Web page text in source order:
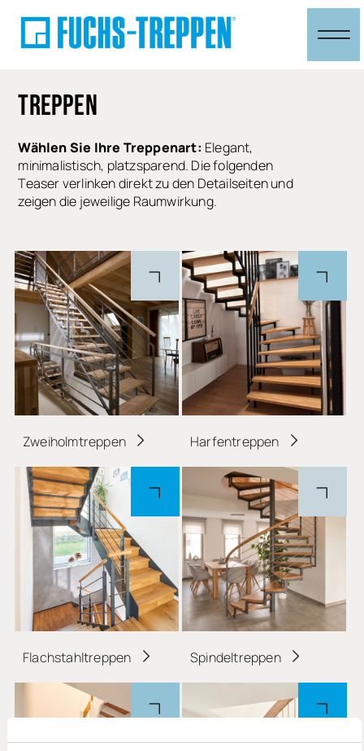
TREPPEN
Wählen Sie Ihre Treppenart: Elegant,
minimalistisch, platzsparend. Die folgenden
Teaser verlinken direkt zu den Detailseiten und
zeigen die jeweilige Raumwirkung.
Zweiholmtreppen Harfentreppen
Flachstahltreppen Spindeltreppen